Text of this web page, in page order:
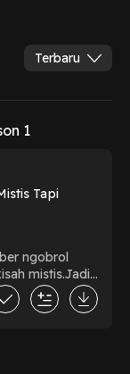
Terbaru
1
Tapi
ngobrol
mistis.Jadi
kita cari tahu